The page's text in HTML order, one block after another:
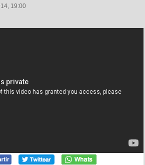
19:00